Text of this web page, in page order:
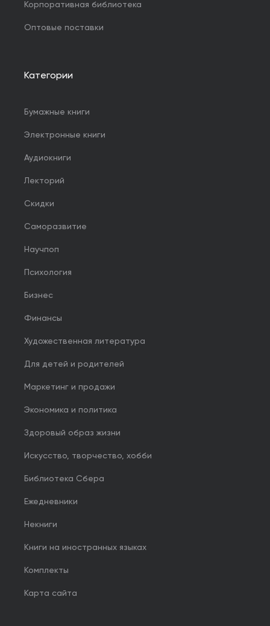
Корпоративная библиотека
Оптовые поставки
Категории
Бумажные книги
Электронные книги
Аудиокниги
Лекторий
Скидки
Саморазвитие
Научпоп
Психология
Бизнес
Финансы
Художественная литература
Для детей и родителей
Маркетинг и продажи
Экономика и политика
Здоровый образ жизни
Искусство, творчество, хобби
Библиотека Сбера
Ежедневники
Некниги
Книги на иностранных языках
Комплекты
Карта сайта